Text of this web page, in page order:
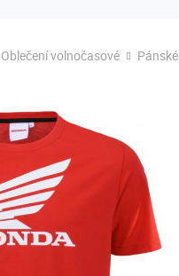
Oblečení volnočasové Pánské